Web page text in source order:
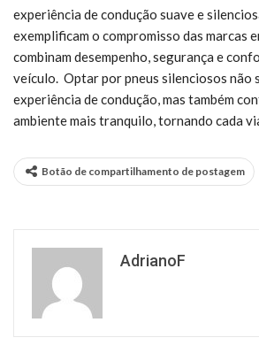
experiência de condução suave e
exemplificam o compromisso das marcas
combinam desempenho, segurança e
veículo. Optar por pneus silenciosos não
experiência de condução, mas também
ambiente mais tranquilo, tornando cada
Botão de compartilhamento de postagem
AdrianoF